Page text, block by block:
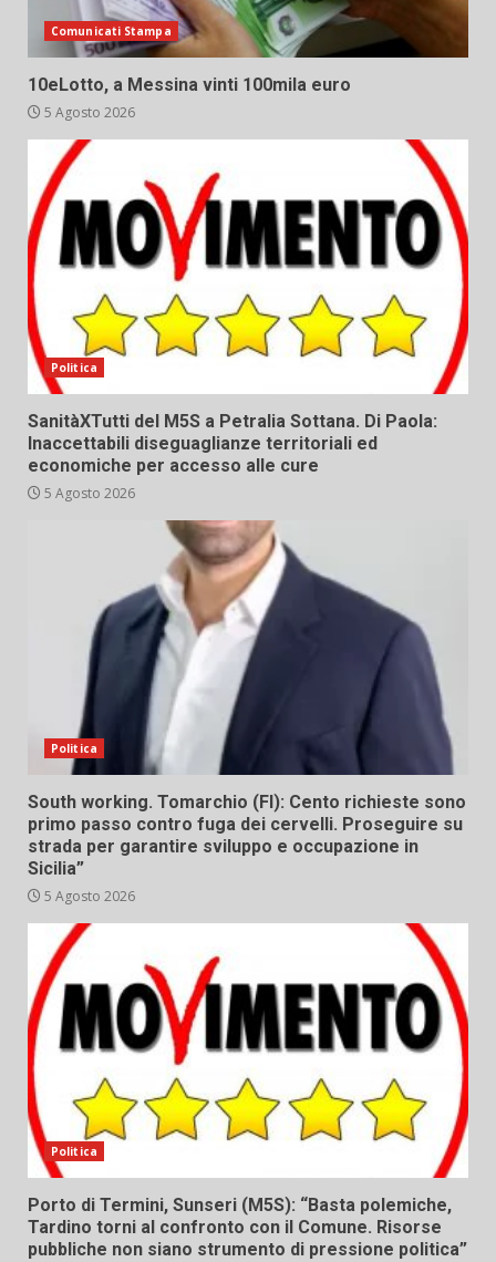
Comunicati Stampa
10eLotto, a Messina vinti 100mila euro
5 Agosto 2026
Politica
SanitàXTutti del M5S a Petralia Sottana. Di Paola:
Inaccettabili diseguaglianze territoriali ed
economiche per accesso alle cure
5 Agosto 2026
Politica
South working. Tomarchio (FI): Cento richieste sono
primo passo contro fuga dei cervelli. Proseguire su
strada per garantire sviluppo e occupazione in
Sicilia”
5 Agosto 2026
Politica
Porto di Termini, Sunseri (M5S): “Basta polemiche,
Tardino torni al confronto con il Comune. Risorse
pubbliche non siano strumento di pressione politica”